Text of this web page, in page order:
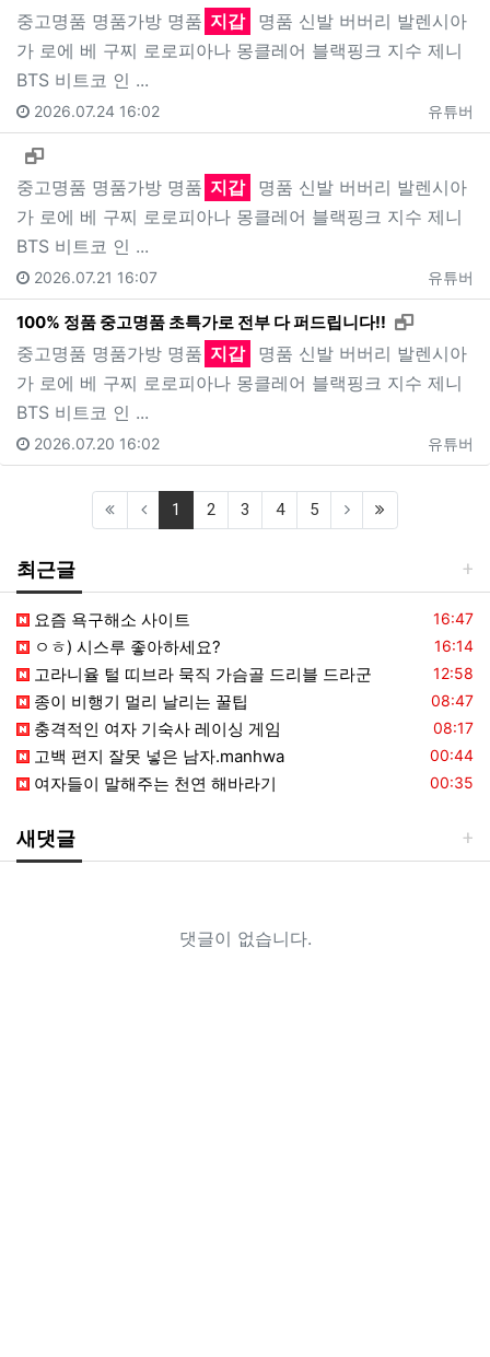
중고명품 명품가방 명품 지갑
명품 신발 버버리 발렌시아
가 로에 베 구찌 로로피아나 몽클레어 블랙핑크 지수 제니
BTS 비트코 인 ...
유튜버
2026.07.24 16:02
새창으로 보기
중고명품 명품가방 명품 지갑
명품 신발 버버리 발렌시아
가 로에 베 구찌 로로피아나 몽클레어 블랙핑크 지수 제니
BTS 비트코 인 ...
유튜버
2026.07.21 16:07
100% 정품 중고명품 초특가로 전부 다 퍼드립니다!! 새창으로
중고명품 명품가방 명품 지갑
명품 신발 버버리 발렌시아
가 로에 베 구찌 로로피아나 몽클레어 블랙핑크 지수 제니
BTS 비트코 인 ...
유튜버
2026.07.20 16:02
1 (current)
2 3 4 5
최근글
등록일
16:47
요즘 욕구해소 사이트
등록일
16:14
ㅇㅎ) 시스루 좋아하세요?
등록일
12:58
고라니율 털 띠브라 묵직 가슴골 드리블 드라군
등록일
08:47
종이 비행기 멀리 날리는 꿀팁
등록일
08:17
충격적인 여자 기숙사 레이싱 게임
등록일
00:44
고백 편지 잘못 넣은 남자.manhwa
등록일
00:35
여자들이 말해주는 천연 해바라기
새댓글
댓글이 없습니다.